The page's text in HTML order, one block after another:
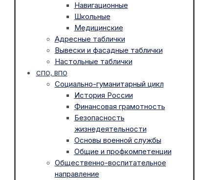
Навигационные
Школьные
Медицинские
Адресные таблички
Вывески и фасадные таблички
Настольные таблички
СПО, ВПО
Социально-гуманитарный цикл
История России
Финансовая грамотность
Безопасность
жизнедеятельности
Основы военной службы
Общие и профкомпетенции
Общественно-воспитательное
направление